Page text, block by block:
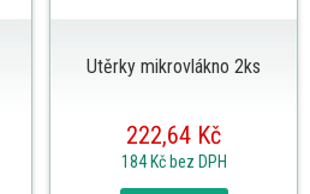
Utěrky mikrovlákno 2ks
222,64 Kč
184 Kč bez DPH